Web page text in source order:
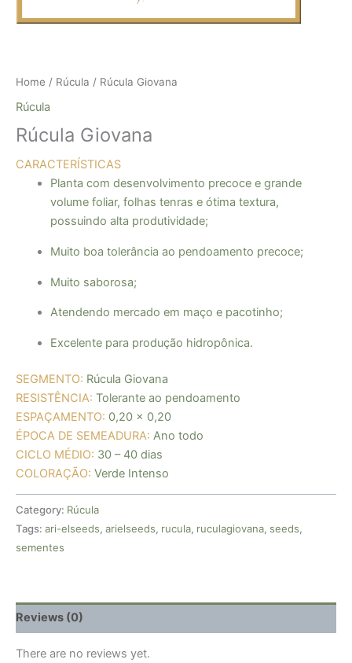
Home / Rúcula / Rúcula Giovana
Rúcula
Rúcula Giovana
CARACTERÍSTICAS
Planta com desenvolvimento precoce e grande
volume foliar, folhas tenras e ótima textura,
possuindo alta produtividade;
Muito boa tolerância ao pendoamento precoce;
Muito saborosa;
Atendendo mercado em maço e pacotinho;
Excelente para produção hidropônica.
SEGMENTO: Rúcula Giovana
RESISTÊNCIA: Tolerante ao pendoamento
ESPAÇAMENTO: 0,20 x 0,20
ÉPOCA DE SEMEADURA: Ano todo
CICLO MÉDIO: 30 – 40 dias
COLORAÇÃO: Verde Intenso
Category: Rúcula
Tags: ari-elseeds, arielseeds, rucula, ruculagiovana, seeds,
sementes
Reviews (0)
There are no reviews yet.